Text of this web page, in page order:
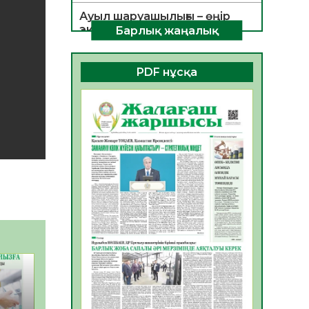
Ауыл шаруашылығы – өңір
экономикасының негізгі
тірегі
06.08.2026
45 0
ҚОҒАМДЫҚ БЕЛСЕНДІЛІК –
ЕЛ ДАМУЫНЫҢ НЕГІЗІ
06.08.2026
42
ҚҰРЫЛТАЙ САЙЛАУЫ –
БОЛАШАҚҚА БАСТАР
ЖАУАПТЫ ТАҢДАУ
06.08.2026
44
Инфекциялық ауруларға
қарсы иммундау
жұмыстарының тиімділігі
06.08.2026
47
Көкжөтел ауруы туралы
Барлық жаңалық
PDF нұсқа